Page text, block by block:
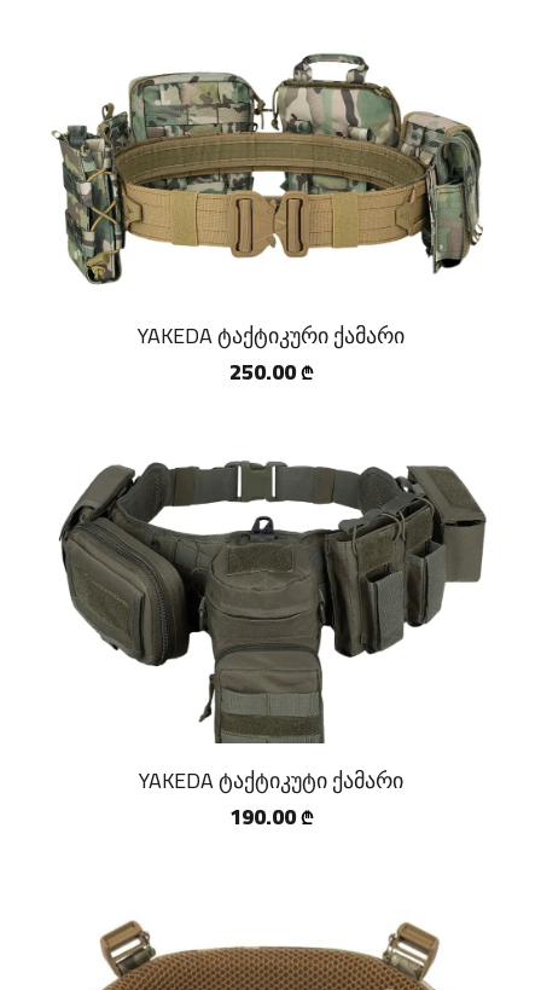
YAKEDA ტაქტიკური ქამარი
250.00 ₾
YAKEDA ტაქტიკუტი ქამარი
190.00 ₾